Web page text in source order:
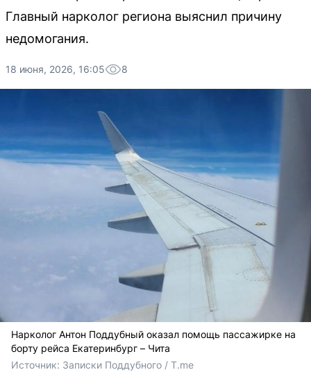
Главный нарколог региона выяснил причину
недомогания.
18 июня, 2026, 16:05 8
Нарколог Антон Поддубный оказал помощь пассажирке на
борту рейса Екатеринбург – Чита
Источник: Записки Поддубного / T.me